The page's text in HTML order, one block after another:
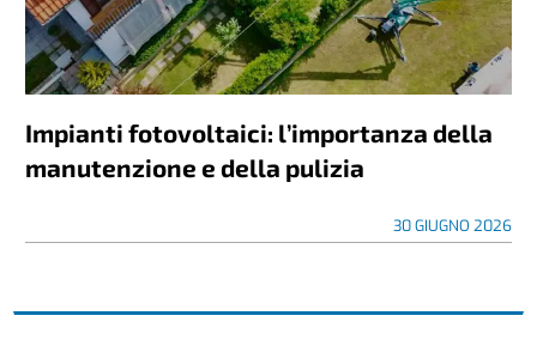
Impianti fotovoltaici: l’importanza della
manutenzione e della pulizia
30 GIUGNO 2026